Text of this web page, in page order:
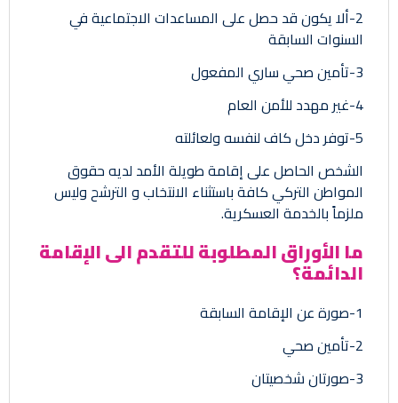
2-ألا يكون قد حصل على المساعدات الاجتماعية في
السنوات السابقة
3-تأمين صحي ساري المفعول
4-غير مهدد للأمن العام
5-توفر دخل كاف لنفسه ولعائلته
الشخص الحاصل على إقامة طويلة الأمد لديه حقوق
المواطن التركي كافة باستثناء الانتخاب و الترشح وليس
ملزماً بالخدمة العسكرية.
ما الأوراق المطلوبة للتقدم الى الإقامة
الدائمة؟
1-صورة عن الإقامة السابقة
2-تأمين صحي
3-صورتان شخصيتان